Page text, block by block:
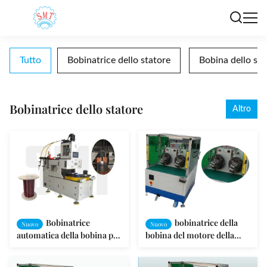
Tutto Bobinatrice dello statore Bobina dello
Bobinatrice dello statore Altro
Nuovo
Bobinatrice
automatica della bobina per
Nuovo
bobinatrice della
bobina del motore della
d'aria dello statore 1.5Kw